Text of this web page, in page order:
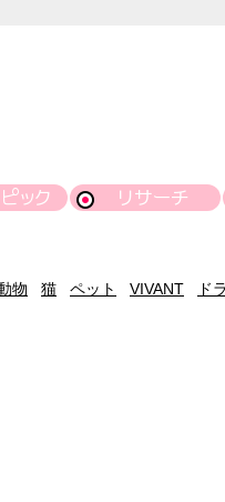
ック リサーチ
物 猫 ペット VIVANT ド